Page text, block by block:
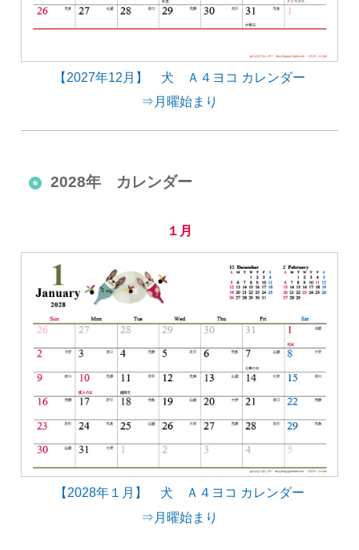
【2027年12月】 犬 Ａ４ヨコ カレンダー
⇒月曜始まり
2028年 カレンダー
１月
【2028年１月】 犬 Ａ４ヨコ カレンダー
⇒月曜始まり